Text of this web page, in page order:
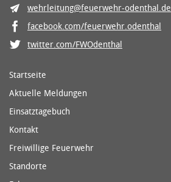
wehrleitung@feuerwehr-odenthal.de
facebook.com/feuerwehr.odenthal
twitter.com/FWOdenthal
Startseite
Aktuelle Meldungen
Einsatztagebuch
Kontakt
Freiwillige Feuerwehr
Standorte